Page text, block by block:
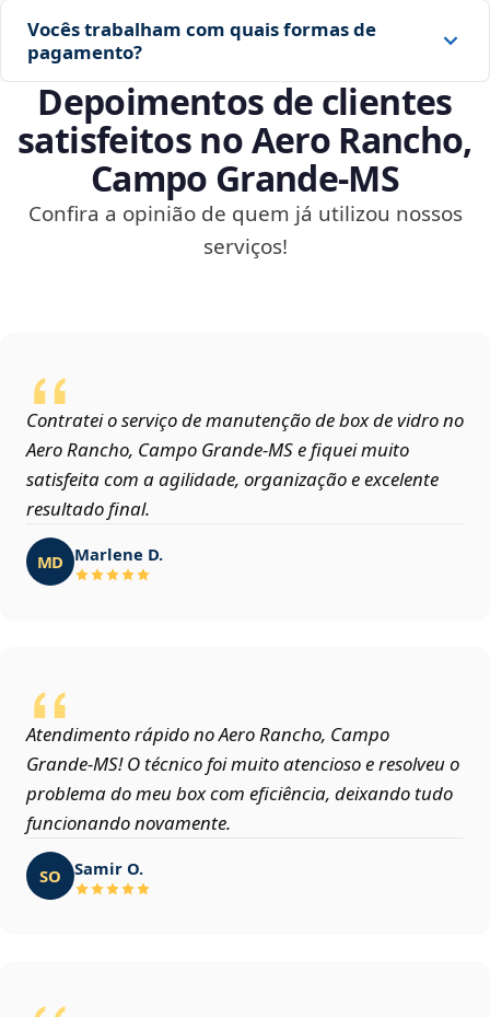
Vocês trabalham com quais formas de
pagamento?
Depoimentos de clientes
satisfeitos no Aero Rancho,
Campo Grande‑MS
Confira a opinião de quem já utilizou nossos
serviços!
Contratei o serviço de manutenção de box de vidro no
Aero Rancho, Campo Grande‑MS e fiquei muito
satisfeita com a agilidade, organização e excelente
resultado final.
MD Marlene D.
Atendimento rápido no Aero Rancho, Campo
Grande‑MS! O técnico foi muito atencioso e resolveu o
problema do meu box com eficiência, deixando tudo
funcionando novamente.
SO Samir O.